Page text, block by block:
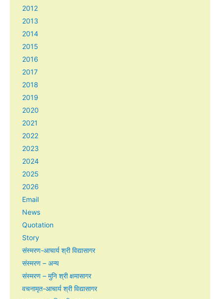
2012
2013
2014
2015
2016
2017
2018
2019
2020
2021
2022
2023
2024
2025
2026
Email
News
Quotation
Story
संस्मरण-आचार्य श्री विद्यासागर
संस्मरण – अन्य
संस्मरण – मुनि श्री क्षमासागर
वचनामृत-आचार्य श्री विद्यासागर